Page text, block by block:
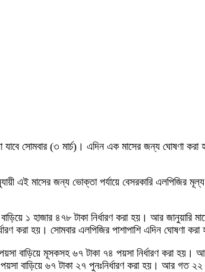
সোমবার (৩ মার্চ)। এদিন এক মাসের জন্য ঘোষণা
এই মাসের জন্য ভোক্তা পর্যায়ে বেসরকারি এলপিজির মূল্য
১ হাজার ৪৭৮ টাকা নির্ধারণ করা হয়। আর
করা হয়। সোমবার এলপিজির পাশাপাশি এদিন ঘোষণা
বাড়িয়ে মূসকসহ ৬৭ টাকা ৭৪ পয়সা নির্ধারণ করা হয়।
বাড়িয়ে ৬৭ টাকা ২৭ পুনঃনির্ধারণ করা হয়। আর গত ২২